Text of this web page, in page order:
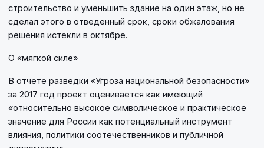
строительство и уменьшить здание на один этаж, но не
сделал этого в отведенный срок, сроки обжалования
решения истекли в октябре.
О «мягкой силе»
В отчете разведки «Угроза национальной безопасности»
за 2017 год проект оценивается как имеющий
«относительно высокое символическое и практическое
значение для России как потенциальный инструмент
влияния, политики соотечественников и публичной